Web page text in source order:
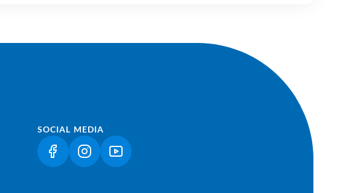
SOCIAL MEDIA
(LINK ÖFFNET IN NEUEM TAB)
(LINK ÖFFNET IN NEUEM TAB)
(LINK ÖFFNET IN NEUEM TAB)